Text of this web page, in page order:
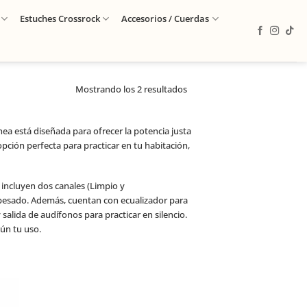
Estuches Crossrock Accesorios / Cuerdas
Mostrando los 2 resultados
está diseñada para ofrecer la potencia justa
perfecta para practicar en tu habitación,
dos canales (Limpio y
Además, cuentan con ecualizador para
de audífonos para practicar en silencio.
tu uso.